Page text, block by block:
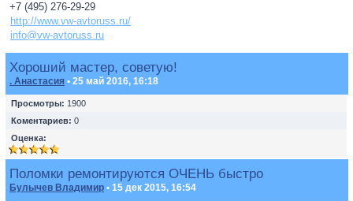
+7 (495) 276-29-29
http://www.vw-avtoruss.ru/
info@vw-avtoruss.ru
Хороший мастер, советую!
. Анастасия • 25 май 2016, 16:18
Просмотры: 1900
Коментариев: 0
Оценка:
Поломки ремонтируются ОЧЕНЬ быстро
Булычев Владимир • 15 дек 2015, 16:54